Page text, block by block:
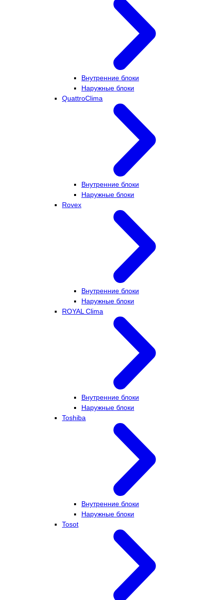
Внутренние блоки
Наружные блоки
QuattroClima
Внутренние блоки
Наружные блоки
Rovex
Внутренние блоки
Наружные блоки
ROYAL Clima
Внутренние блоки
Наружные блоки
Toshiba
Внутренние блоки
Наружные блоки
Tosot